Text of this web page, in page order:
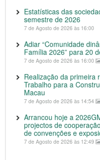
Estatísticas das
semestre de 2026
7 de Agosto de 2026 às 16:00
Adiar “Comunidade
Família 2026” para 20
7 de Agosto de 2026 às 16:00
Realização da primeira
Trabalho para a
Macau
7 de Agosto de 2026 às 14:54
Arrancou hoje a
projectos de
de convenções e
7 de Agosto de 2026 às 12:49